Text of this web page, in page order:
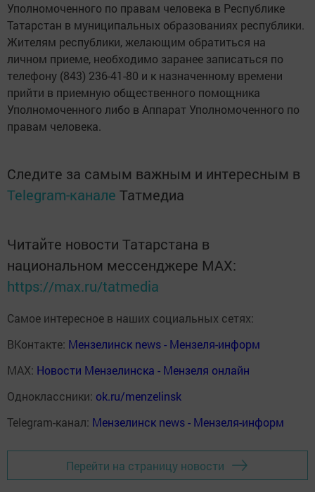
Уполномоченного по правам человека в Республике
Татарстан в муниципальных образованиях республики.
Жителям республики, желающим обратиться на
личном приеме, необходимо заранее записаться по
телефону (843) 236-41-80 и к назначенному времени
прийти в приемную общественного помощника
Уполномоченного либо в Аппарат Уполномоченного по
правам человека.
Следите за самым важным и интересным в
Telegram-канале Татмедиа
Читайте новости Татарстана в
национальном мессенджере MАХ:
https://max.ru/tatmedia
Самое интересное в наших социальных сетях:
ВКонтакте: Мензелинск news - Мензеля-информ
MAX: Новости Мензелинска - Мензеля онлайн
Одноклассники: ok.ru/menzelinsk
Telegram-канал: Мензелинск news - Мензеля-информ
Перейти на страницу новости